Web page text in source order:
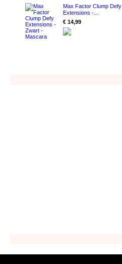
Max Factor Clump Defy
Extensions -...
€ 14,99